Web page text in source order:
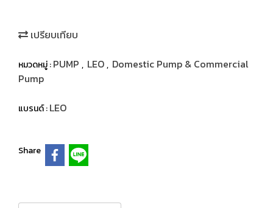
เปรียบเทียบ
หมวดหมู่ :PUMP , LEO, Domestic Pump & Commercial
Pump
แบรนด์ :LEO
Share